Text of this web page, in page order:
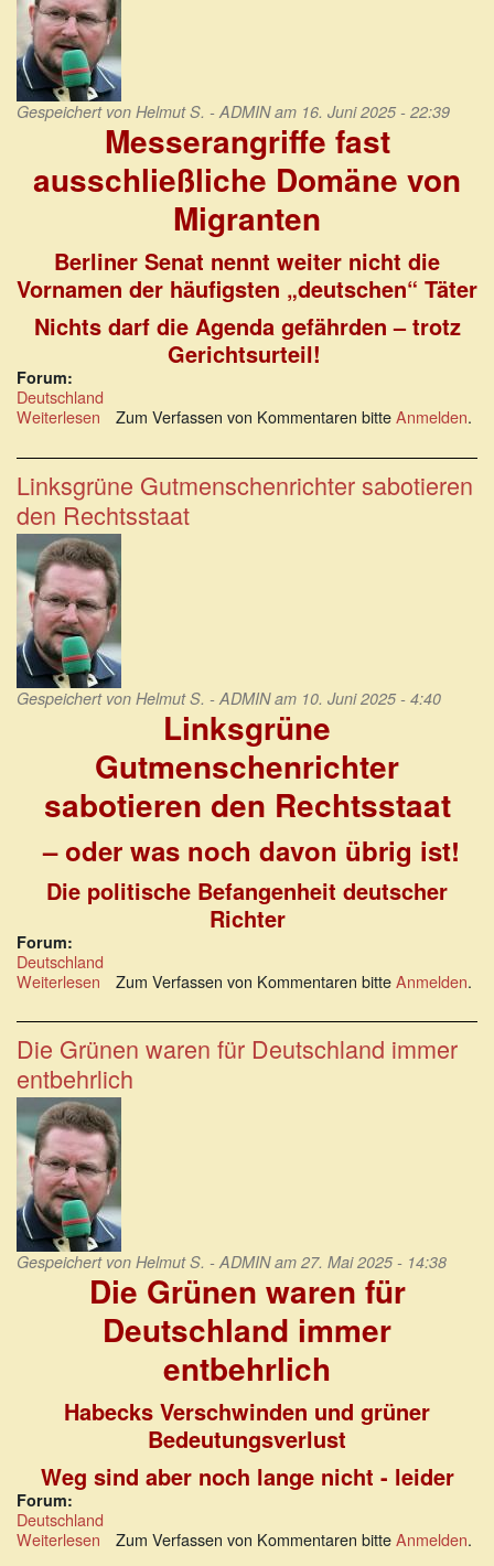
Gespeichert von Helmut S. - ADMINam 16. Juni 2025 - 22:39
Messerangriffe fast
ausschließliche Domäne von
Migranten
Berliner Senat nennt weiter nicht die
Vornamen der häufigsten „deutschen“ Täter
Nichts darf die Agenda gefährden – trotz
Gerichtsurteil!
Forum:
Deutschland
Weiterlesen über
fast
ausschließliche
Domäne
von
Migranten
Zum Verfassen von Kommentaren bitteAnmelden.
Linksgrüne Gutmenschenrichter sabotieren
den Rechtsstaat
Gespeichert von Helmut S. - ADMINam 10. Juni 2025 - 4:40
Linksgrüne
Gutmenschenrichter
sabotieren den Rechtsstaat
– oder was noch davon übrig ist!
Die politische Befangenheit deutscher
Richter
Forum:
Deutschland
Weiterlesen über
Gutmenschenrichter
sabotieren
den
Rechtsstaat
Zum Verfassen von Kommentaren bitteAnmelden.
Die Grünen waren für Deutschland immer
entbehrlich
Gespeichert von Helmut S. - ADMINam 27. Mai 2025 - 14:38
Die Grünen waren für
Deutschland immer
entbehrlich
Habecks Verschwinden und grüner
Bedeutungsverlust
Weg sind aber noch lange nicht - leider
Forum:
Deutschland
Weiterlesen über
Zum Verfassen von Kommentaren bitteAnmelden.